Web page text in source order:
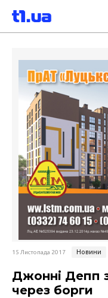
15 Листопада 2017 Новини
Джонні Депп
через борги